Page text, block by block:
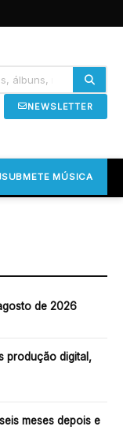
NEWSLETTER
SUBMETE MÚSICA
de 2026
produção digital,
meses depois e